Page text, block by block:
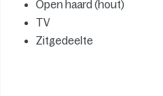
Open haard (hout)
TV
Zitgedeelte